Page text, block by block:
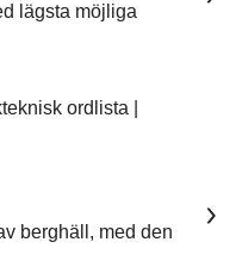
lägsta möjliga
ordlista |
berghäll, med den